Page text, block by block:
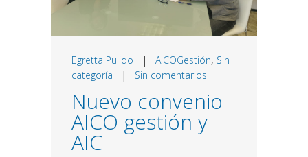
Egretta Pulido | AICOGestión, Sin
categoría | Sin comentarios
Nuevo convenio
AICO gestión y
AIC